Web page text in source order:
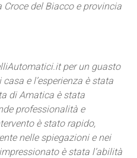
del Biacco e provincia
per un guasto
e l’esperienza è stata
di Amatica è stata
professionalità e
è stato rapido,
nelle spiegazioni e nei
è stata l’abilità